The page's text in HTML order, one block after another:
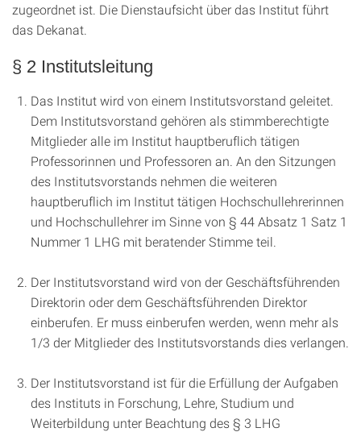
zugeordnet ist. Die Dienstaufsicht über das Institut führt
das Dekanat.
§ 2 Institutsleitung
Das Institut wird von einem Institutsvorstand geleitet.
Dem Institutsvorstand gehören als stimmberechtigte
Mitglieder alle im Institut hauptberuflich tätigen
Professorinnen und Professoren an. An den Sitzungen
des Institutsvorstands nehmen die weiteren
hauptberuflich im Institut tätigen Hochschullehrerinnen
und Hochschullehrer im Sinne von § 44 Absatz 1 Satz 1
Nummer 1 LHG mit beratender Stimme teil.
Der Institutsvorstand wird von der Geschäftsführenden
Direktorin oder dem Geschäftsführenden Direktor
einberufen. Er muss einberufen werden, wenn mehr als
1/3 der Mitglieder des Institutsvorstands dies verlangen.
Der Institutsvorstand ist für die Erfüllung der Aufgaben
des Instituts in Forschung, Lehre, Studium und
Weiterbildung unter Beachtung des § 3 LHG